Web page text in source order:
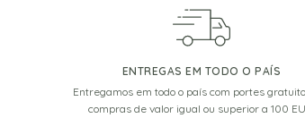
ENTREGAS EM TODO O PAÍS
Entregamos em todo o país com portes
compras de valor igual ou superior a 100